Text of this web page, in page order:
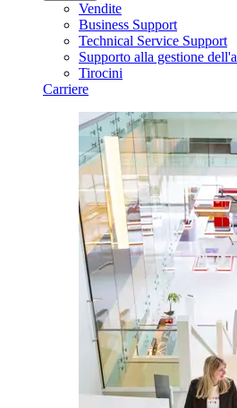
Vendite
Business Support
Technical Service Support
Supporto alla gestione
Tirocini
Carriere